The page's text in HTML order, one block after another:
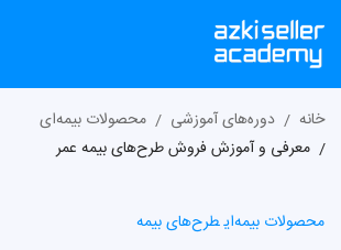
خانه دوره‌های آموزشی
محصولات بیمه‌ای
معرفی و آموزش فروش طرح‌های بیمه عمر
محصولات بیمه‌ای طرح‌های بیمه